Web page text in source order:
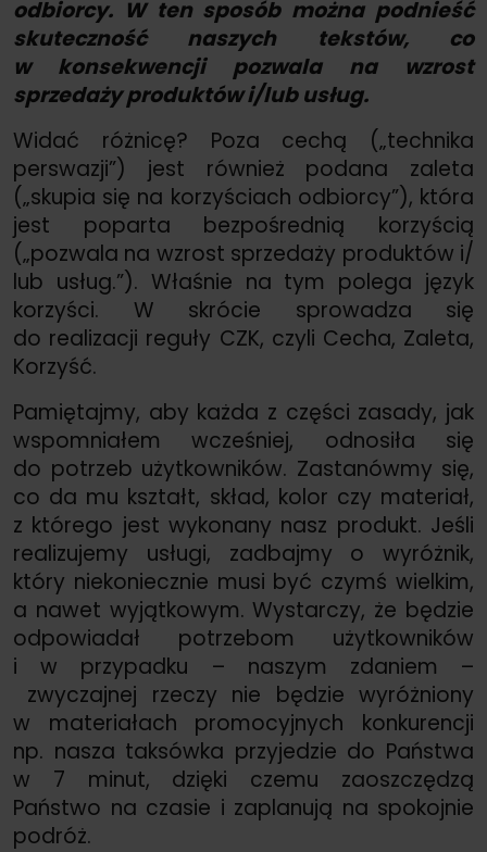
odbiorcy. W ten sposób można podnieść
skuteczność naszych tekstów, co
w konsekwencji pozwala na wzrost
sprzedaży produktów i/lub usług.
Widać różnicę? Poza cechą („technika
perswazji”) jest również podana zaleta
(„skupia się na korzyściach odbiorcy”), która
jest poparta bezpośrednią korzyścią
(„pozwala na wzrost sprzedaży produktów i/
lub usług.”). Właśnie na tym polega język
korzyści. W skrócie sprowadza się
do realizacji reguły CZK, czyli Cecha, Zaleta,
Korzyść.
Pamiętajmy, aby każda z części zasady, jak
wspomniałem wcześniej, odnosiła się
do potrzeb użytkowników. Zastanówmy się,
co da mu kształt, skład, kolor czy materiał,
z którego jest wykonany nasz produkt. Jeśli
realizujemy usługi, zadbajmy o wyróżnik,
który niekoniecznie musi być czymś wielkim,
a nawet wyjątkowym. Wystarczy, że będzie
odpowiadał potrzebom użytkowników
i w przypadku – naszym zdaniem –
zwyczajnej rzeczy nie będzie wyróżniony
w materiałach promocyjnych konkurencji
np. nasza taksówka przyjedzie do Państwa
w 7 minut, dzięki czemu zaoszczędzą
Państwo na czasie i zaplanują na spokojnie
podróż.